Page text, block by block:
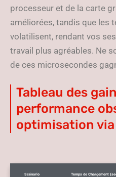
processeur et de la carte
améliorées, tandis que les
volatilisent, rendant vos
travail plus agréables. Ne
de ces microsecondes
Tableau des
performance
optimisation via
Scénario Temps de Chargement